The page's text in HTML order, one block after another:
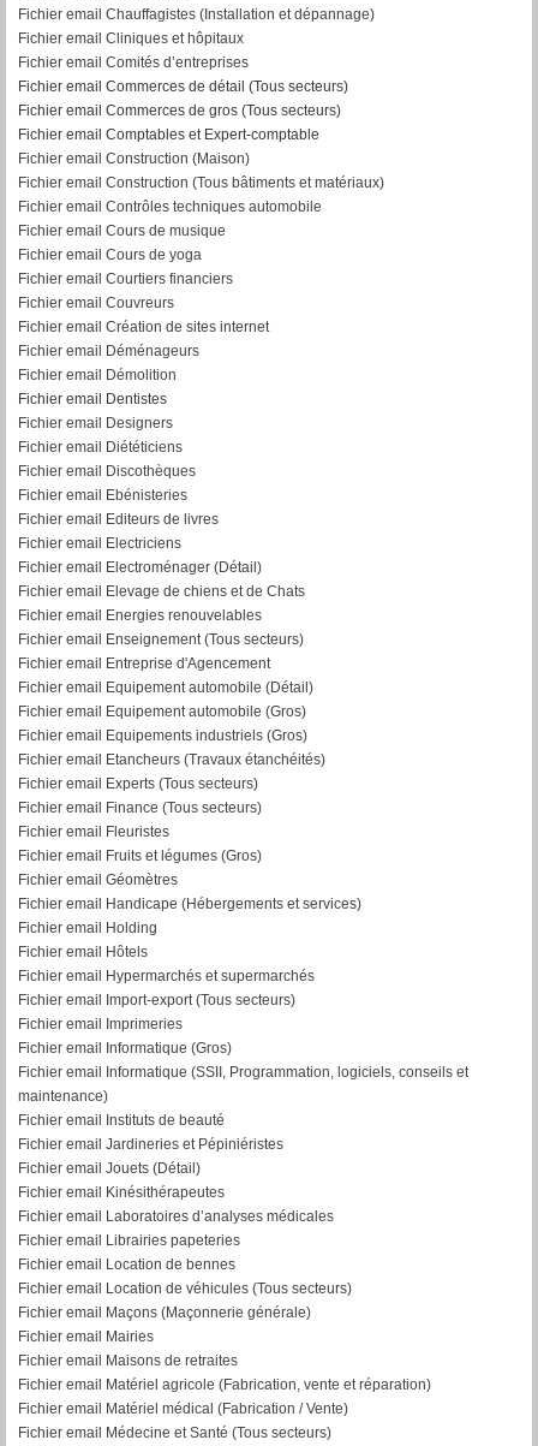
Fichier email Chauffagistes (Installation et dépannage)
Fichier email Cliniques et hôpitaux
Fichier email Comités d’entreprises
Fichier email Commerces de détail (Tous secteurs)
Fichier email Commerces de gros (Tous secteurs)
Fichier email Comptables et Expert-comptable
Fichier email Construction (Maison)
Fichier email Construction (Tous bâtiments et matériaux)
Fichier email Contrôles techniques automobile
Fichier email Cours de musique
Fichier email Cours de yoga
Fichier email Courtiers financiers
Fichier email Couvreurs
Fichier email Création de sites internet
Fichier email Déménageurs
Fichier email Démolition
Fichier email Dentistes
Fichier email Designers
Fichier email Diététiciens
Fichier email Discothèques
Fichier email Ebénisteries
Fichier email Editeurs de livres
Fichier email Electriciens
Fichier email Electroménager (Détail)
Fichier email Elevage de chiens et de Chats
Fichier email Energies renouvelables
Fichier email Enseignement (Tous secteurs)
Fichier email Entreprise d'Agencement
Fichier email Equipement automobile (Détail)
Fichier email Equipement automobile (Gros)
Fichier email Equipements industriels (Gros)
Fichier email Etancheurs (Travaux étanchéités)
Fichier email Experts (Tous secteurs)
Fichier email Finance (Tous secteurs)
Fichier email Fleuristes
Fichier email Fruits et légumes (Gros)
Fichier email Géomètres
Fichier email Handicape (Hébergements et services)
Fichier email Holding
Fichier email Hôtels
Fichier email Hypermarchés et supermarchés
Fichier email Import-export (Tous secteurs)
Fichier email Imprimeries
Fichier email Informatique (Gros)
Fichier email Informatique (SSII, Programmation, logiciels, conseils et
maintenance)
Fichier email Instituts de beauté
Fichier email Jardineries et Pépiniéristes
Fichier email Jouets (Détail)
Fichier email Kinésithérapeutes
Fichier email Laboratoires d’analyses médicales
Fichier email Librairies papeteries
Fichier email Location de bennes
Fichier email Location de véhicules (Tous secteurs)
Fichier email Maçons (Maçonnerie générale)
Fichier email Mairies
Fichier email Maisons de retraites
Fichier email Matériel agricole (Fabrication, vente et réparation)
Fichier email Matériel médical (Fabrication / Vente)
Fichier email Médecine et Santé (Tous secteurs)